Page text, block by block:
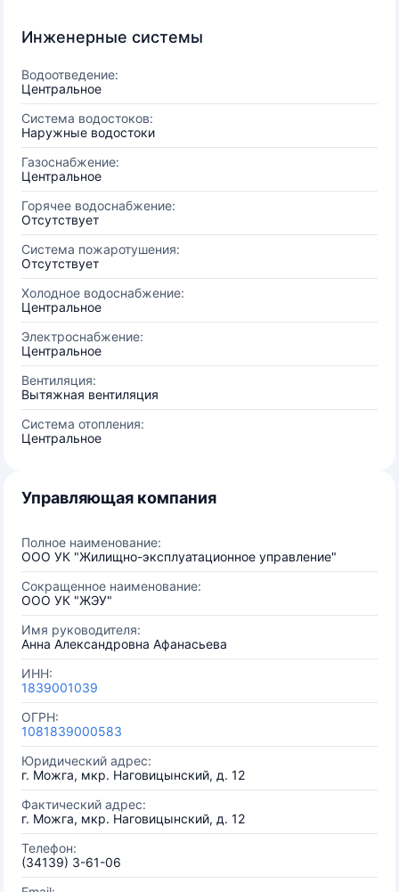
Инженерные системы
Водоотведение:
Центральное
Система водостоков:
Наружные водостоки
Газоснабжение:
Центральное
Горячее водоснабжение:
Отсутствует
Система пожаротушения:
Отсутствует
Холодное водоснабжение:
Центральное
Электроснабжение:
Центральное
Вентиляция:
Вытяжная вентиляция
Система отопления:
Центральное
Управляющая компания
Полное наименование:
ООО УК "Жилищно-эксплуатационное управление"
Сокращенное наименование:
ООО УК "ЖЭУ"
Имя руководителя:
Анна Александровна Афанасьева
ИНН:
1839001039
ОГРН:
1081839000583
Юридический адрес:
г. Можга, мкр. Наговицынский, д. 12
Фактический адрес:
г. Можга, мкр. Наговицынский, д. 12
Телефон:
(34139) 3-61-06